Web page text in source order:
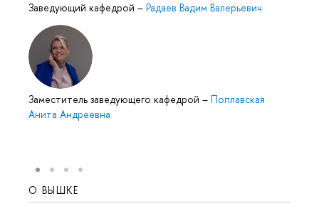
Заведующий кафедрой – Радаев Вадим Валерьевич
Заместитель заведующего кафедрой – Поплавская
Анита Андреевна
О ВЫШКЕ